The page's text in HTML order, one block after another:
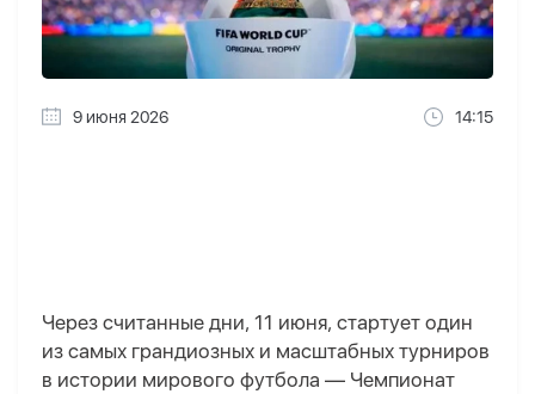
9 июня 2026 14:15
Через считанные дни, 11 июня, стартует один
из самых грандиозных и масштабных турниров
в истории мирового футбола — Чемпионат